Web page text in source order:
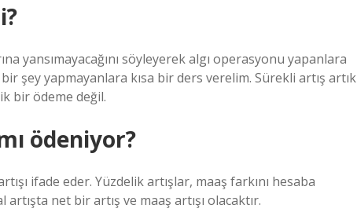
yansımayacağını söyleyerek algı operasyonu yapanlara
şey yapmayanlara kısa bir ders verelim. Sürekli artış artık
bir ödeme değil.
ödeniyor?
ifade eder. Yüzdelik artışlar, maaş farkını hesaba
net bir artış ve maaş artışı olacaktır.